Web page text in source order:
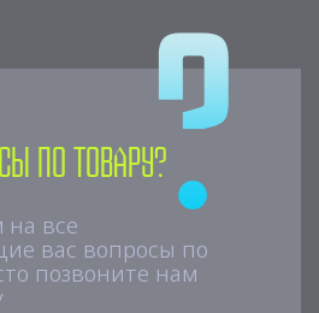
по товару?
все
вас вопросы по
позвоните нам